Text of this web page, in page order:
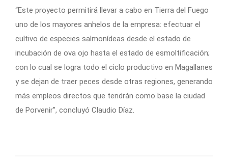
“Este proyecto permitirá llevar a cabo en Tierra del Fuego
uno de los mayores anhelos de la empresa: efectuar el
cultivo de especies salmonídeas desde el estado de
incubación de ova ojo hasta el estado de esmoltificación;
con lo cual se logra todo el ciclo productivo en Magallanes
y se dejan de traer peces desde otras regiones, generando
más empleos directos que tendrán como base la ciudad
de Porvenir”, concluyó Claudio Díaz.